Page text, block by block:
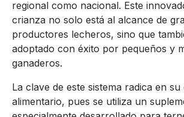
regional como nacional. Este
crianza no solo está al alcance de
productores lecheros, sino que
adoptado con éxito por pequeños y
ganaderos.
La clave de este sistema radica en
alimentario, pues se utiliza un